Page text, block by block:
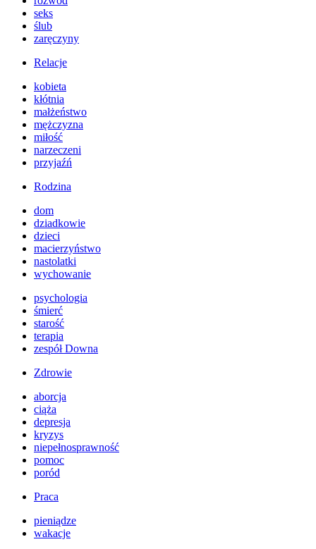
seks
ślub
zaręczyny
Relacje
kobieta
kłótnia
małżeństwo
mężczyzna
miłość
narzeczeni
przyjaźń
Rodzina
dom
dziadkowie
dzieci
macierzyństwo
nastolatki
wychowanie
psychologia
śmierć
starość
terapia
zespół Downa
Zdrowie
aborcja
ciąża
depresja
kryzys
niepełnosprawność
pomoc
poród
Praca
pieniądze
wakacje